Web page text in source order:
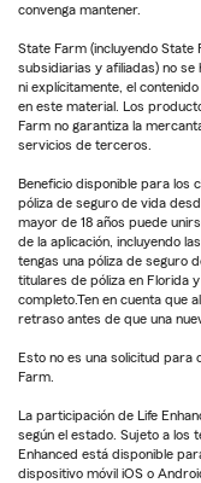
convenga mantener.
State Farm (incluyendo State
subsidiarias y afiliadas) no
ni explícitamente, el
en este material. Los
Farm no garantiza la
servicios de terceros.
Beneficio disponible para los
póliza de seguro de vida
mayor de 18 años puede
de la aplicación, incluyendo
tengas una póliza de seguro
titulares de póliza en Florida
completo.Ten en cuenta que
retraso antes de que una
Esto no es una solicitud
Farm.
La participación de Life
según el estado. Sujeto a los
Enhanced está disponible
dispositivo móvil iOS o